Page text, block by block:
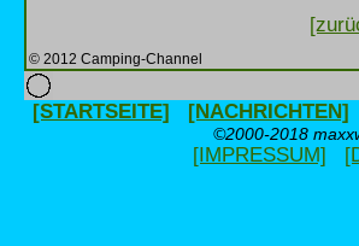
© 2012 Camping-Channel
[STARTSEITE] [NACHRICHTEN]
©2000-2018
[IMPRESSUM]